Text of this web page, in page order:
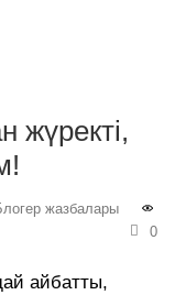
жүректі,
жазбалары
0
айбатты,